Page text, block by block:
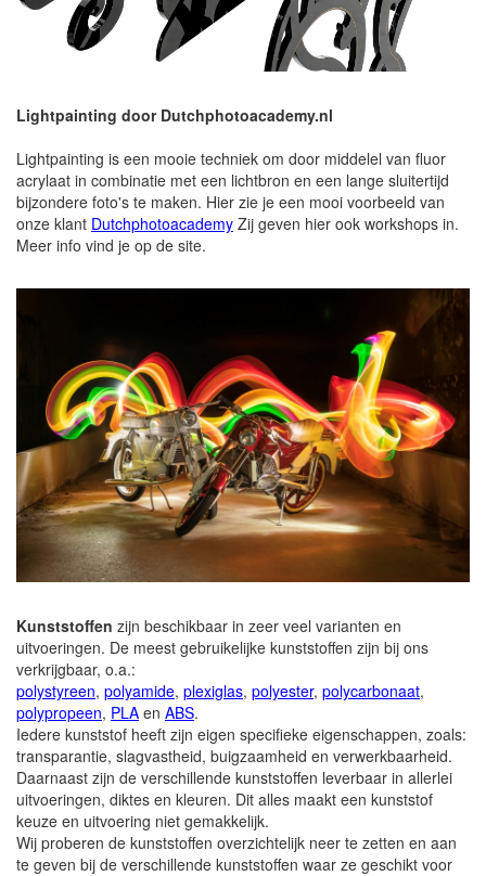
Lightpainting door Dutchphotoacademy.nl
Lightpainting is een mooie techniek om door middelel van fluor
acrylaat in combinatie met een lichtbron en een lange sluitertijd
bijzondere foto's te maken. Hier zie je een mooi voorbeeld van
onze klant Dutchphotoacademy Zij geven hier ook workshops in.
Meer info vind je op de site.
Kunststoffen zijn beschikbaar in zeer veel varianten en
uitvoeringen. De meest gebruikelijke kunststoffen zijn bij ons
verkrijgbaar, o.a.:
polystyreen, polyamide, plexiglas, polyester, polycarbonaat,
polypropeen, PLA en ABS.
Iedere kunststof heeft zijn eigen specifieke eigenschappen, zoals:
transparantie, slagvastheid, buigzaamheid en verwerkbaarheid.
Daarnaast zijn de verschillende kunststoffen leverbaar in allerlei
uitvoeringen, diktes en kleuren. Dit alles maakt een kunststof
keuze en uitvoering niet gemakkelijk.
Wij proberen de kunststoffen overzichtelijk neer te zetten en aan
te geven bij de verschillende kunststoffen waar ze geschikt voor